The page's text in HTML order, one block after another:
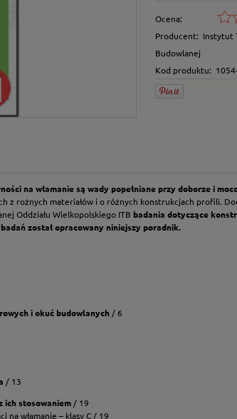
Ocena:
Producent: Instytut
Budowlanej
Kod produktu:
na włamanie są wady popełniane przy doborze i
z rożnych materiałów i o różnych konstrukcjach profili.
Oddziału Wielkopolskiego ITB badania dotyczące
został opracowany niniejszy poradnik.
i okuć budowlanych / 6
/ 13
ich stosowaniem / 19
włamanie – klasy C / 19